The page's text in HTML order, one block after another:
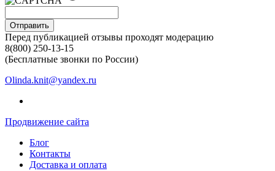
Отправить
Перед публикацией отзывы проходят модерацию
8(800) 250-13-15
(Бесплатные звонки по России)
Olinda.knit@yandex.ru
Продвижение сайта
Блог
Контакты
Доставка и оплата